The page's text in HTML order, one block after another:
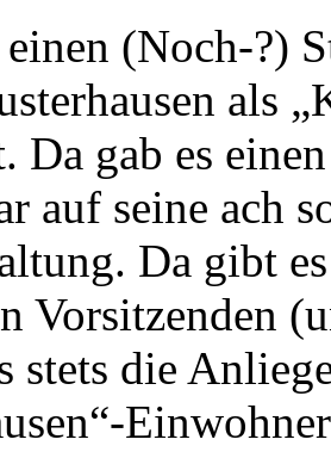
(Noch-?)
als
Da gab es
auf seine ach
Da gibt
Vorsitzenden
stets die